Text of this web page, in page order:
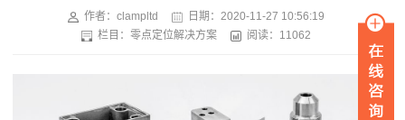
作者：clampltd 日期： 2020-11-27 10:56:19
栏目： 零点定位解决方案 阅读：11062